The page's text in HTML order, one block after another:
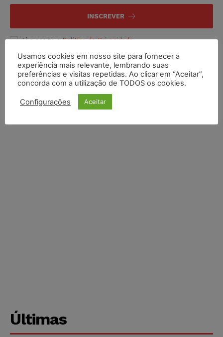
INSCREVER
Li e aceito aPolítica de Privacidade.
Últimas
Usamos cookies em nosso site para fornecer a
experiência mais relevante, lembrando suas
preferências e visitas repetidas. Ao clicar em “Aceitar”,
concorda com a utilização de TODOS os cookies.
Configurações Aceitar